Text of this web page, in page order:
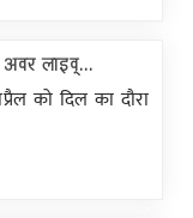
लाइव्...
को दिल का दौरा